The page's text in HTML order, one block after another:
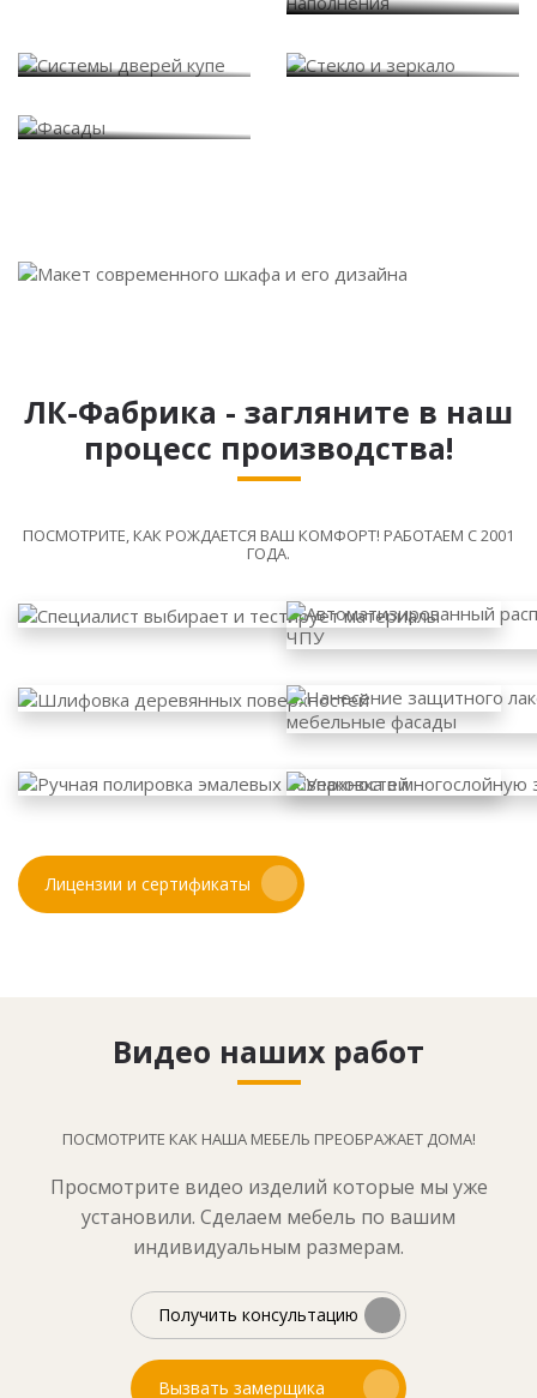
ЛК-Фабрика - загляните в наш
процесс производства!
ПОСМОТРИТЕ, КАК РОЖДАЕТСЯ ВАШ КОМФОРТ! РАБОТАЕМ С 2001
ГОДА.
Лицензии и сертификаты
Видео наших работ
ПОСМОТРИТЕ КАК НАША МЕБЕЛЬ ПРЕОБРАЖАЕТ ДОМА!
Просмотрите видео изделий которые мы уже
установили. Сделаем мебель по вашим
индивидуальным размерам.
Получить консультацию
Вызвать замерщика